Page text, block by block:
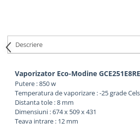
Descriere
Vaporizator Eco-Modine
Putere : 850 w
Temperatura de vaporizare : -25 grade
Distanta tole : 8 mm
Dimensiuni : 674 x 509 x 431
Teava intrare : 12 mm